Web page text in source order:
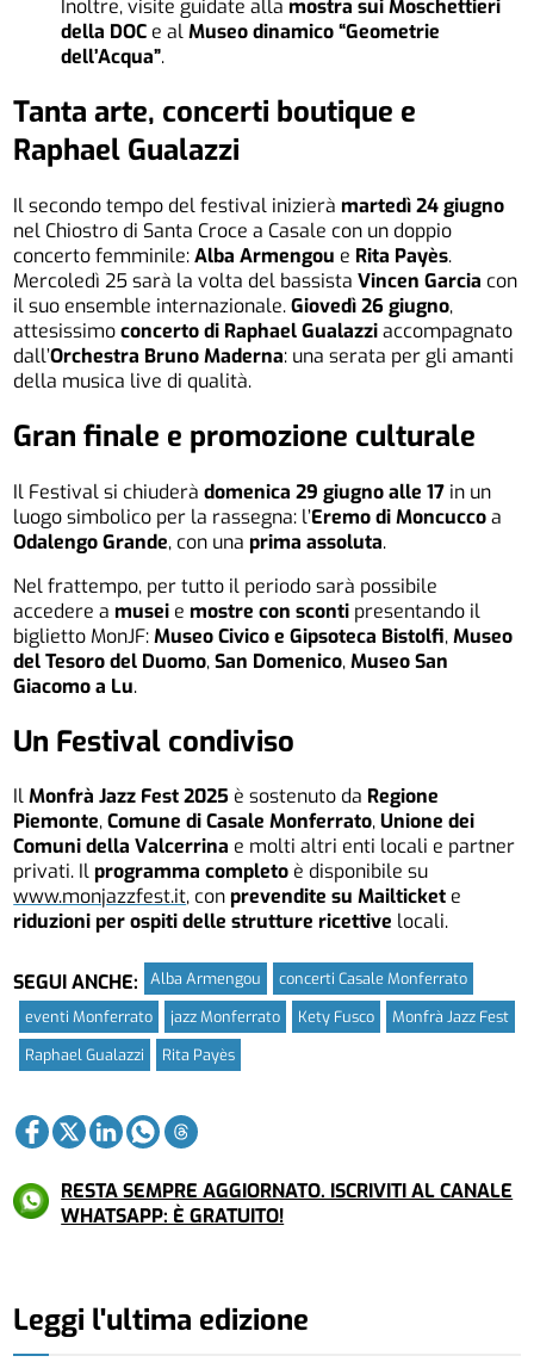
Inoltre, visite guidate allamostra sui Moschettieri
della DOC e alMuseo dinamico “Geometrie
dell’Acqua”.
Tanta arte, concerti boutique e
Raphael Gualazzi
Il secondo tempo del festival inizieràmartedì 24 giugno
nel Chiostro di Santa Croce a Casale con un doppio
concerto femminile:Alba Armengou e Rita Payès.
Mercoledì 25 sarà la volta del bassistaVincen Garcia con
il suo ensemble internazionale.Giovedì 26 giugno,
attesissimoconcerto di Raphael Gualazziaccompagnato
dall’Orchestra Bruno Maderna: una serata per gli amanti
della musica live di qualità.
Gran finale e promozione culturale
Il Festival si chiuderàdomenica 29 giugno alle 17 in un
luogo simbolico per la rassegna: l’Eremo di Moncuccoa
Odalengo Grande, con unaprima assoluta.
Nel frattempo, per tutto il periodo sarà possibile
accedere amusei emostre con sconti presentando il
biglietto MonJF:Museo Civico e Gipsoteca Bistolfi,Museo
del Tesoro del Duomo,San Domenico,Museo San
Giacomo a Lu.
Un Festival condiviso
IlMonfrà Jazz Fest 2025 è sostenuto da Regione
Piemonte,Comune di Casale Monferrato,Unione dei
Comuni della Valcerrina e molti altri enti locali e partner
privati. Ilprogramma completo è disponibile su
www.monjazzfest.it, conprevendite su Mailticket e
riduzioni per ospiti delle strutture ricettive locali.
SEGUI ANCHE: Alba Armengou
concerti Casale Monferrato
eventi Monferrato
jazz Monferrato Kety Fusco
Monfrà Jazz Fest
Raphael Gualazzi
Rita Payès
RESTA SEMPRE AGGIORNATO. ISCRIVITI AL CANALE
WHATSAPP: È GRATUITO!
Leggi l'ultima edizione